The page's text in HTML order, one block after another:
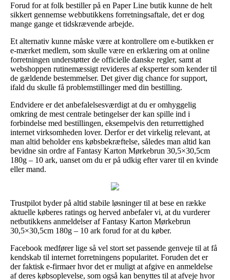
Forud for at folk bestiller på en Paper Line butik kunne de helt
sikkert gennemse webbutikkens forretningsaftale, det er dog
mange gange et tidskrævende arbejde.
Et alternativ kunne måske være at kontrollere om e-butikken er
e-mærket medlem, som skulle være en erklæring om at online
forretningen understøtter de officielle danske regler, samt at
webshoppen rutinemæssigt revideres af eksperter som kender til
de gældende bestemmelser. Det giver dig chance for support,
ifald du skulle få problemstillinger med din bestilling.
Endvidere er det anbefalelsesværdigt at du er omhyggelig
omkring de mest centrale betingelser der kan spille ind i
forbindelse med bestillingen, eksempelvis den returrettighed
internet virksomheden lover. Derfor er det virkelig relevant, at
man altid beholder ens købsbekræftelse, således man altid kan
bevidne sin ordre af Fantasy Karton Mørkebrun 30,5×30,5cm
180g – 10 ark, uanset om du er på udkig efter varer til en kvinde
eller mand.
Trustpilot byder på altid stabile løsninger til at bese en række
aktuelle køberes ratings og herved anbefaler vi, at du vurderer
netbutikkens anmeldelser af Fantasy Karton Mørkebrun
30,5×30,5cm 180g – 10 ark forud for at du køber.
Facebook medfører lige så vel stort set passende genveje til at få
kendskab til internet forretningens popularitet. Foruden det er
der faktisk e-firmaer hvor det er muligt at afgive en anmeldelse
af deres købsoplevelse, som også kan benyttes til at afveje hvor